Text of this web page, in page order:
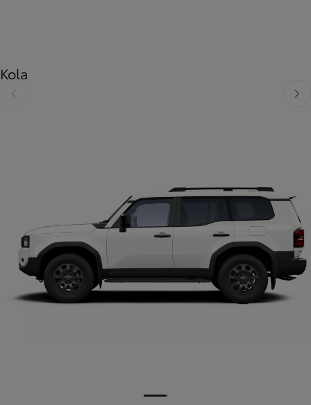
Kola
Předchozí Další